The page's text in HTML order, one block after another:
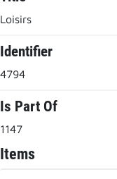
Loisirs
Identifier
4794
Is Part Of
1147
Items